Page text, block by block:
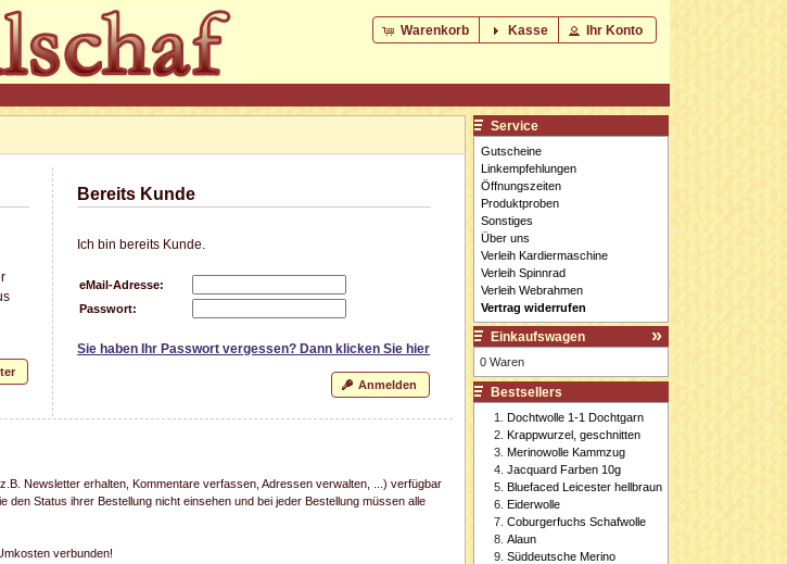
Warenkorb Kasse Ihr Konto
Bereits Kunde
Ich bin bereits Kunde.
eMail-Adresse:
Passwort:
Sie haben Ihr Passwort vergessen? Dann klicken Sie hier
Anmelden
Newsletter erhalten, Kommentare verfassen, Adressen verwalten, ...) verfügbar
den Status ihrer Bestellung nicht einsehen und bei jeder Bestellung müssen alle
verbunden!
Service
Gutscheine
Linkempfehlungen
Öffnungszeiten
Produktproben
Sonstiges
Über uns
Verleih Kardiermaschine
Verleih Spinnrad
Verleih Webrahmen
Vertrag widerrufen
Einkaufswagen
0 Waren
Bestsellers
Dochtwolle 1-1 Dochtgarn
Krappwurzel, geschnitten
Merinowolle Kammzug
Jacquard Farben 10g
Bluefaced Leicester hellbraun
Eiderwolle
Coburgerfuchs Schafwolle
Alaun
Süddeutsche Merino